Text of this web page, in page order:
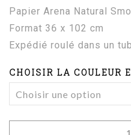
Papier Arena Natural
Format 36 x 102 cm
Expédié roulé dans un
CHOISIR LA COULEUR